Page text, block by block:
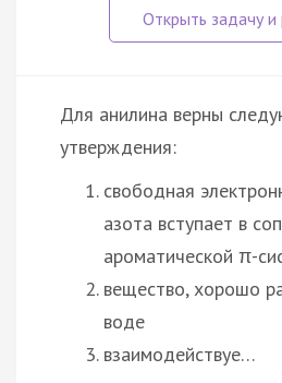
Для анилина верны
утверждения:
свободная
азота вступает в
ароматической π-
вещество, хорошо
воде
взаимодействуе…